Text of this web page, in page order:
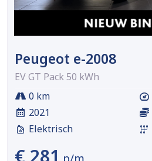
Peugeot e-2008
EV GT Pack 50 kWh
0 km
2021
Elektrisch
€ 281